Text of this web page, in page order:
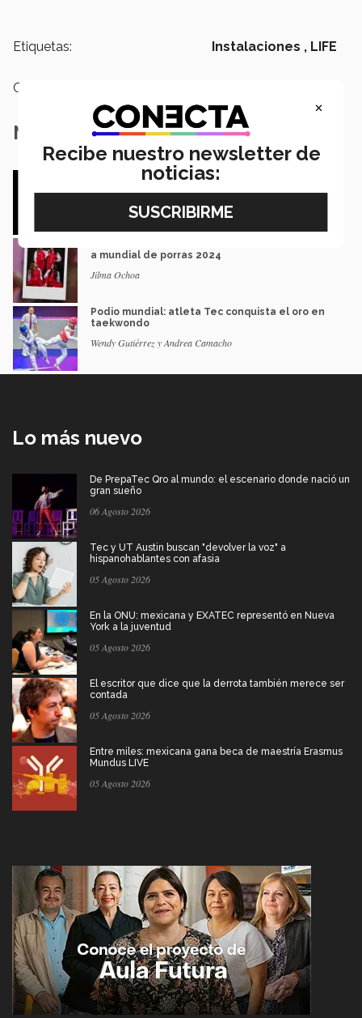
Etiquetas: Instalaciones , LIFE
Categoría:
Notas Relacionadas
Teatro musical: estudiantes Tec interpretan
Jilma Ochoa
a mundial de porras 2024
Jilma Ochoa
Podio mundial: atleta Tec conquista el oro en
taekwondo
Wendy Gutiérrez y Andrea Camacho
Lo más nuevo
De PrepaTec Qro al mundo: el escenario donde nació un
gran sueño
06 Agosto 2026
Tec y UT Austin buscan "devolver la voz" a
hispanohablantes con afasia
05 Agosto 2026
En la ONU: mexicana y EXATEC representó en Nueva
York a la juventud
05 Agosto 2026
El escritor que dice que la derrota también merece ser
contada
05 Agosto 2026
Entre miles: mexicana gana beca de maestría Erasmus
Mundus LIVE
05 Agosto 2026
×
Recibe nuestro newsletter de
noticias: